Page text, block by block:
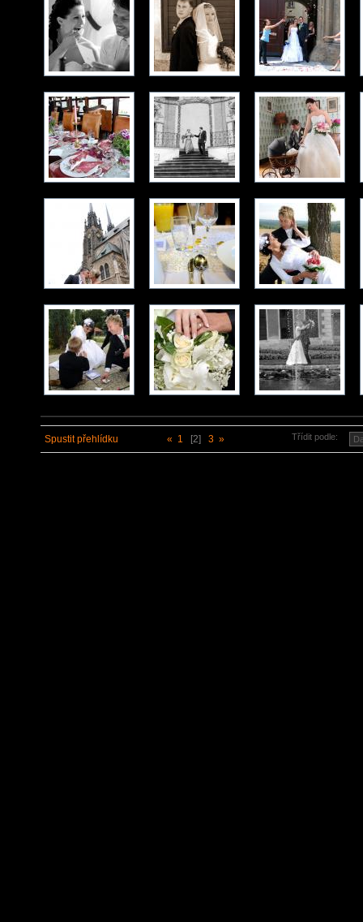
Spustit přehlídku « 1 [2] 3 » Třídit podle: